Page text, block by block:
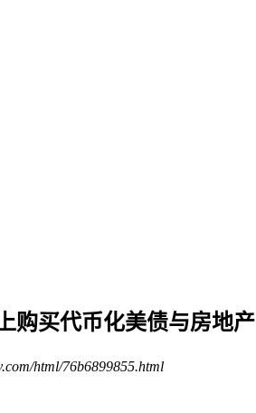
购买代币化美债与房地产
html/76b6899855.html